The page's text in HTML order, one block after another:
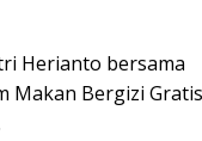
Herianto bersama
Makan Bergizi Gratis